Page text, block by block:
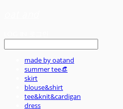
made by oatand
summer tee👒
skirt
blouse&shirt
tee&knit&cardigan
dress